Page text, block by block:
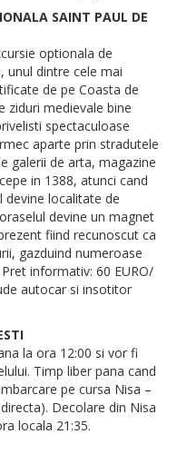
SAINT PAUL DE
optionala de
unul dintre cele mai
de pe Coasta de
ziduri medievale bine
spectaculoase
aparte prin stradutele
galerii de arta, magazine
in 1388, atunci cand
devine localitate de
devine un magnet
fiind recunoscut ca
gazduind numeroase
informativ: 60 EURO/
autocar si insotitor
la ora 12:00 si vor fi
Timp liber pana cand
pe cursa Nisa –
Decolare din Nisa
locala 21:35.